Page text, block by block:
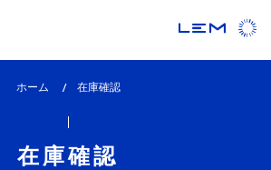
ホーム
lem_current_page
在庫確認
在庫確認